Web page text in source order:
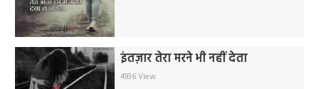
इंतज़ार तेरा मरने भी नहीं देता
4936 View